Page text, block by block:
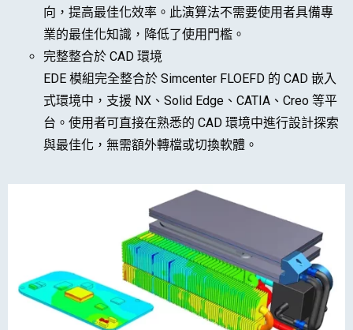
向，提高最佳化效率。此演算法不需要使用者具備專
業的最佳化知識，降低了使用門檻。
完整整合於 CAD 環境
EDE 模組完全整合於 Simcenter FLOEFD 的 CAD 嵌入
式環境中，支援 NX、Solid Edge、CATIA、Creo 等平
台。使用者可直接在熟悉的 CAD 環境中進行設計探索
與最佳化，無需額外轉檔或切換軟體。